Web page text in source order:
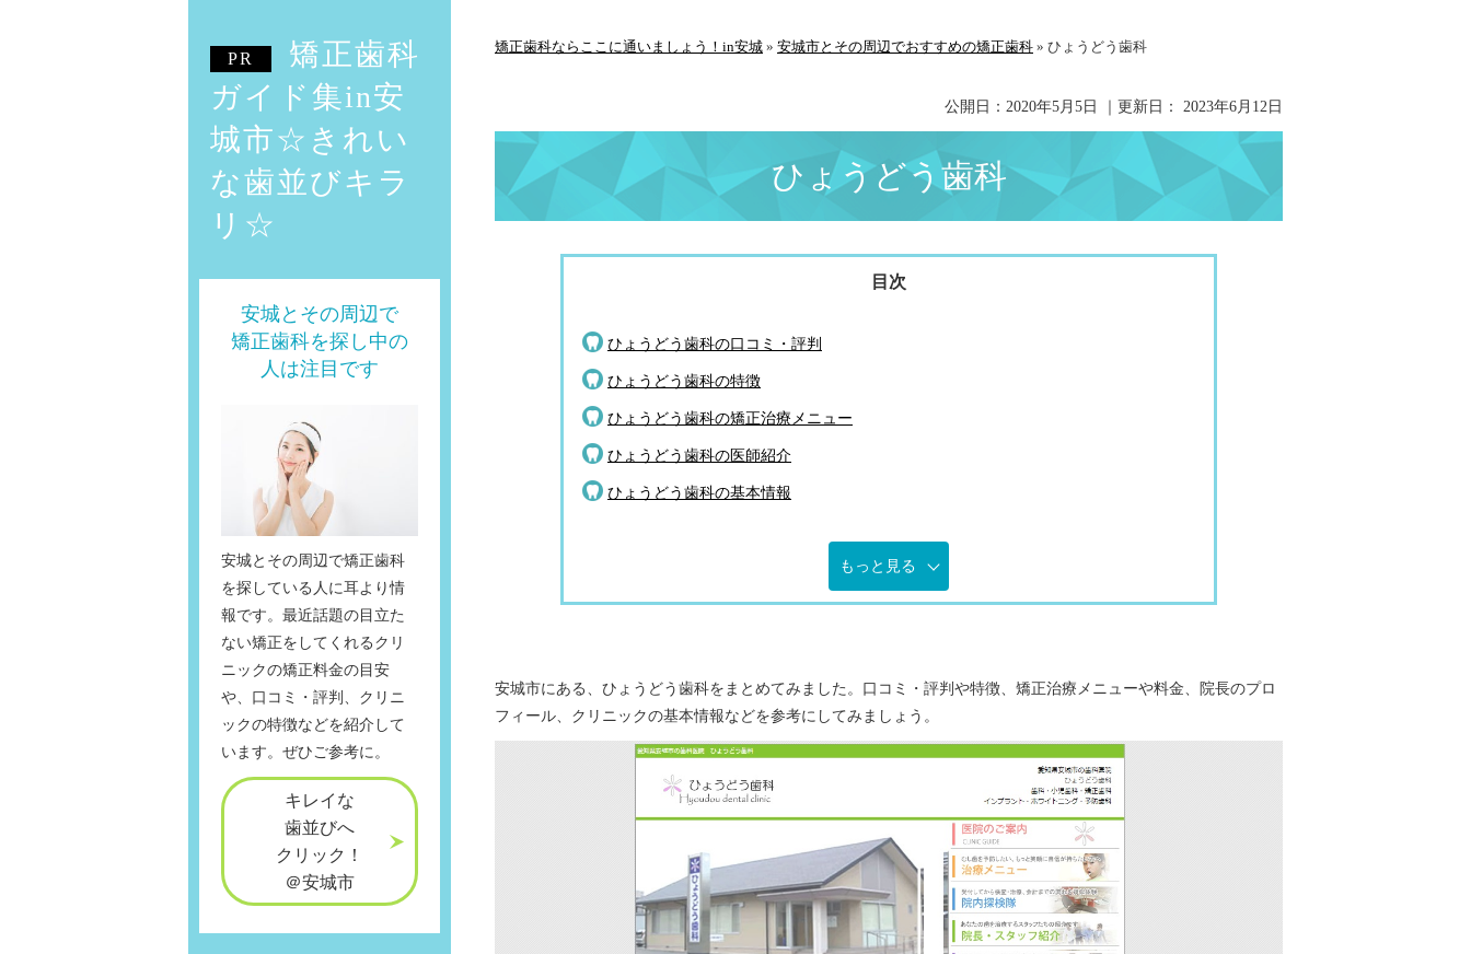
矯正歯科ならここに通いましょう！in安城 » 安城市とその周辺でおすすめの矯正歯科 » ひょうどう歯科
公開日： 2020年5月5日 ｜更新日： 2023年6月12日
ひょうどう歯科
ひょうどう歯科の口コミ・評判
ひょうどう歯科の特徴
ひょうどう歯科の矯正治療メニュー
ひょうどう歯科の医師紹介
ひょうどう歯科の基本情報
もっと見る
安城市にある、ひょうどう歯科をまとめてみました。口コミ・評判や特徴、矯正治療メニューや料金、院長のプロ
フィール、クリニックの基本情報などを参考にしてみましょう。
矯正歯科
ガイド集in安
城市☆きれい
な歯並びキラ
リ☆
安城とその周辺で
矯正歯科を探し中の
人は注目です
安城とその周辺で矯正歯科
を探している人に耳より情
報です。最近話題の目立た
ない矯正をしてくれるクリ
ニックの矯正料金の目安
や、口コミ・評判、クリニ
ックの特徴などを紹介して
います。ぜひご参考に。
キレイな
歯並びへ
クリック！
＠安城市